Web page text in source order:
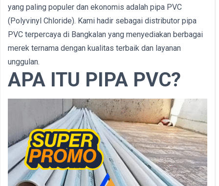
yang paling populer dan ekonomis adalah pipa PVC
(Polyvinyl Chloride). Kami hadir sebagai distributor pipa
PVC terpercaya di Bangkalan yang menyediakan berbagai
merek ternama dengan kualitas terbaik dan layanan
unggulan.
APA ITU PIPA PVC?